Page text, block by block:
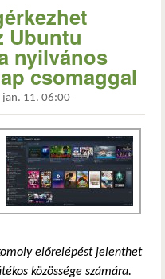
Ubuntu
nyilvános
csomaggal
jan. 11. 06:00
előrelépést jelenthet
közössége számára.